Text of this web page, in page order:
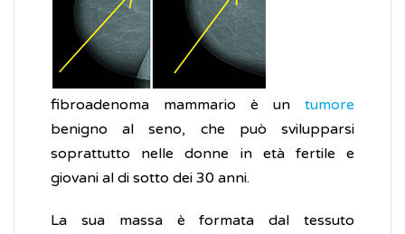
fibroadenoma mammario è un tumore
benigno al seno, che può svilupparsi
soprattutto nelle donne in età fertile e
giovani al di sotto dei 30 anni.
La sua massa è formata dal tessuto